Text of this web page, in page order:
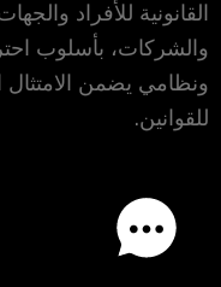
القانونية للأفراد
والشركات، بأسلوب
ونظامي يضمن الامتثال
للقوانين.